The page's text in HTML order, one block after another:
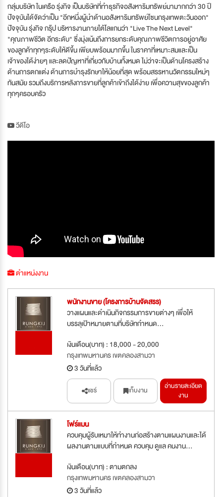
กลุ่มบริษัท ในเครือ รุ่งกิจ เป็นบริษัทที่ทำธุรกิจอสังหาริมทรัพย์มามากกว่า 30 ปี
ปัจจุบันได้จัดว่าเป็น "อีกหนึ่งผู้นำด้านอสังหาริมทรัพย์โซนกรุงเทพตะวันออก"
ปัจจุบัน รุ่งกิจ กรุ๊ป บริหารงานภายใต้โลแกนว่า "Live The Next Level"
"คุณภาพชีวิต อีกระดับ" ซึ่งมุ่งเน้นถึงการยกระดับคุณภาพชีวิตการอยู่อาศัย
ของลูกค้าทุกๆระดับให้ดีขึ้น เพียบพร้อมมากขึ้น ในราคาที่เหมาะสมและเป็น
เจ้าของได้ง่ายๆ และลดปัญหาที่เกี่ยวกับบ้านทั้งหมด ไม่ว่าจะเป็นด้านโครงสร้าง
ด้านการตกแต่ง ด้านการบำรุงรักษาให้น้อยที่สุด พร้อมสรรหานวัตกรรมใหม่ๆ
ทันสมัย รวมถึงบริการหลังการขายที่ลูกค้าเข้าถึงได้ง่าย เพื่อความสุขของลูกค้า
ทุกๆครอบครัว
วีดีโอ
ตำแหน่งงาน
พนักงานขาย (โครงการบ้านจัดสรร)
วางแผนและดำเนินกิจกรรมการขายต่างๆ เพื่อให้
บรรลุเป้าหมายตามที่บริษัทกำหนด...
เงินเดือน(บาท) : 18,000 - 20,000
กรุงเทพมหานคร เขตคลองสามวา
3 วันที่แล้ว
แชร์ เก็บงาน
อ่านรายละเอียด
งาน
โฟร์แมน
ควบคุมผู้รับเหมาให้ทำงานก่อสร้างตามแผนงานและได้
ผลงานตามแบบที่กำหนด ควบคุม ดูแล คนงาน...
เงินเดือน(บาท) : ตามตกลง
กรุงเทพมหานคร เขตคลองสามวา
3 วันที่แล้ว